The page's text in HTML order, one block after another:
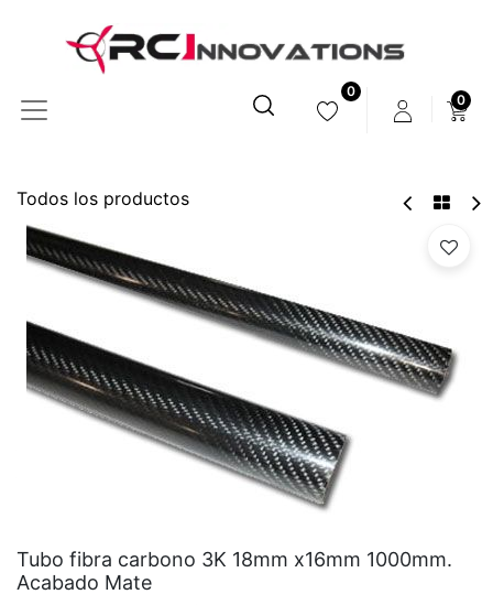
0
0
Todos los productos
Tubo fibra carbono 3K 18mm x16mm 1000mm.
Acabado Mate